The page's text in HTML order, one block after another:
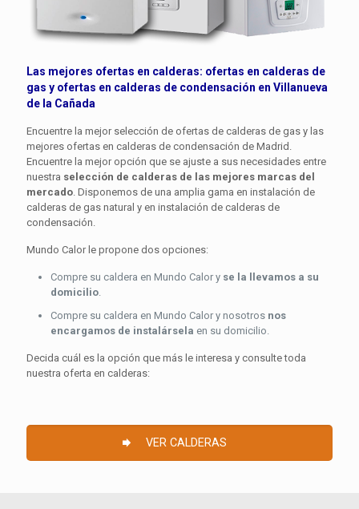
Las mejores ofertas en calderas: ofertas en calderas de
gas y ofertas en calderas de condensación en Villanueva
de la Cañada
Encuentre la mejor selección de ofertas de calderas de gas y las
mejores ofertas en calderas de condensación de Madrid.
Encuentre la mejor opción que se ajuste a sus necesidades entre
nuestra selección de calderas de las mejores marcas del
mercado . Disponemos de una amplia gama en instalación de
calderas de gas natural y en instalación de calderas de
condensación.
Mundo Calor le propone dos opciones:
Compre su caldera en Mundo Calor y se la llevamos a su
domicilio
Compre su caldera en Mundo Calor y nosotros nos
encargamos de instalársela en su domicilio.
Decida cuál es la opción que más le interesa y consulte toda
nuestra oferta en calderas:
VER CALDERAS